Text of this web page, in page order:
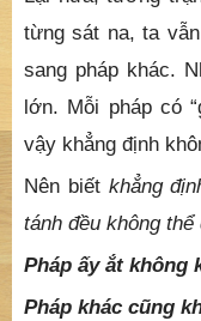
từng sát na, ta
sang pháp khác.
lớn. Mỗi pháp có
vậy khẳng định
Nên biết khẳng
tánh đều không thể
Pháp ấy ắt không
Pháp khác cũng